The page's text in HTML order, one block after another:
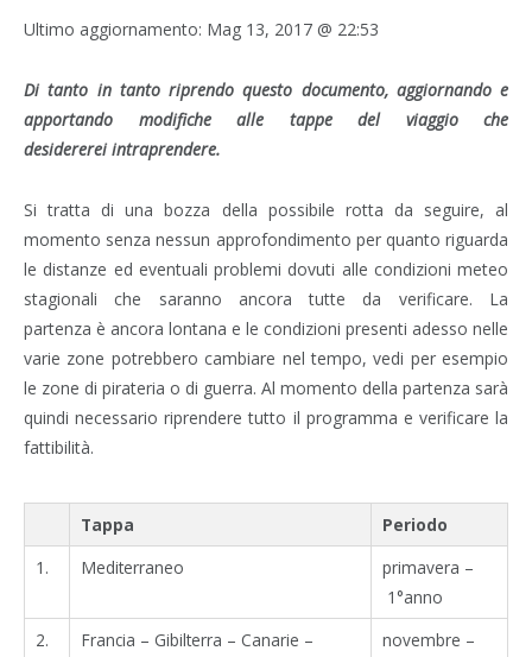
Ultimo aggiornamento: Mag 13, 2017 @ 22:53
Di tanto in tanto riprendo questo documento, aggiornando e
apportando modifiche alle tappe del viaggio che
desidererei intraprendere.
Si tratta di una bozza della possibile rotta da seguire, al
momento senza nessun approfondimento per quanto riguarda
le distanze ed eventuali problemi dovuti alle condizioni meteo
stagionali che saranno ancora tutte da verificare. La
partenza è ancora lontana e le condizioni presenti adesso nelle
varie zone potrebbero cambiare nel tempo, vedi per esempio
le zone di pirateria o di guerra. Al momento della partenza sarà
quindi necessario riprendere tutto il programma e verificare la
fattibilità.
Tappa
Periodo
1.
Mediterraneo
primavera –
1°anno
2.
Francia – Gibilterra – Canarie –
novembre –